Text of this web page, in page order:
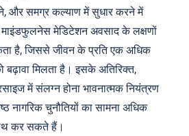
और समग्र कल्याण में सुधार करने में
माइंडफुलनेस मेडिटेशन अवसाद के लक्षणों
है, जिससे जीवन के प्रति एक अधिक
बढ़ावा मिलता है। इसके अतिरिक्त,
में संलग्न होना भावनात्मक नियंत्रण
नागरिक चुनौतियों का सामना अधिक
कर सकते हैं।